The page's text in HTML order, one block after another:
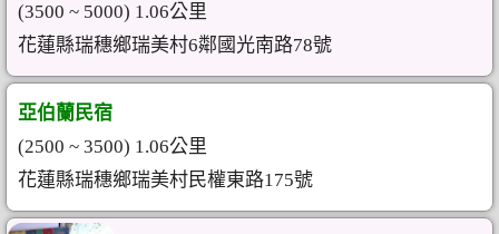
(3500 ~ 5000) 1.06公里
花蓮縣瑞穗鄉瑞美村6鄰國光南路78號
亞伯蘭民宿
(2500 ~ 3500) 1.06公里
花蓮縣瑞穗鄉瑞美村民權東路175號